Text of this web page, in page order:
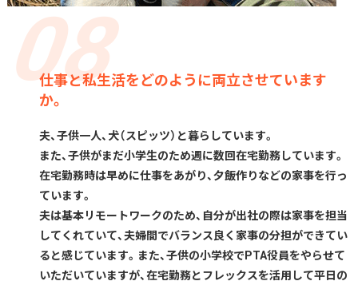
仕事と私生活をどのように両立させています
か。
夫、子供一人、犬（スピッツ）と暮らしています。
また、子供がまだ小学生のため週に数回在宅勤務しています。
在宅勤務時は早めに仕事をあがり、夕飯作りなどの家事を行っ
ています。
夫は基本リモートワークのため、自分が出社の際は家事を担当
してくれていて、夫婦間でバランス良く家事の分担ができてい
ると感じています。また、子供の小学校でPTA役員をやらせて
いただいていますが、在宅勤務とフレックスを活用して平日の